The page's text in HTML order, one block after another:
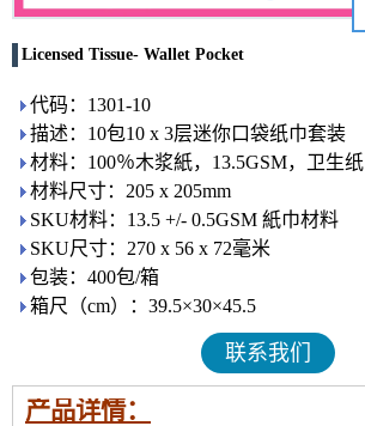
Licensed Tissue- Wallet Pocket
代码：1301-10
描述：10包10 x 3层迷你口袋纸巾套装
材料：100％木浆紙，13.5GSM，卫生纸
材料尺寸：205 x 205mm
SKU材料：13.5 +/- 0.5GSM 紙巾材料
SKU尺寸：270 x 56 x 72毫米
包装：400包/箱
箱尺（cm）：39.5×30×45.5
联系我们
产品详情：